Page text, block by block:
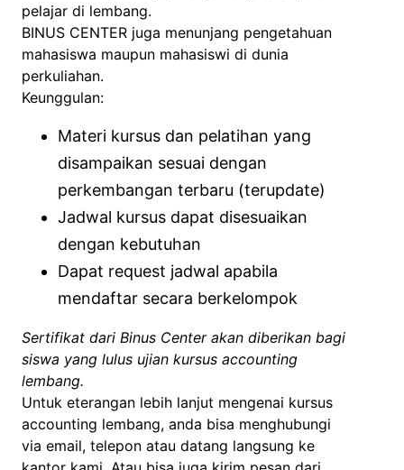
pelajar di lembang.
BINUS CENTER juga menunjang pengetahuan
mahasiswa maupun mahasiswi di dunia
perkuliahan.
Keunggulan:
Materi kursus dan pelatihan yang
disampaikan sesuai dengan
perkembangan terbaru (terupdate)
Jadwal kursus dapat disesuaikan
dengan kebutuhan
Dapat request jadwal apabila
mendaftar secara berkelompok
Sertifikat dari Binus Center akan diberikan bagi
siswa yang lulus ujian kursus accounting
lembang.
Untuk eterangan lebih lanjut mengenai kursus
accounting lembang, anda bisa menghubungi
via email, telepon atau datang langsung ke